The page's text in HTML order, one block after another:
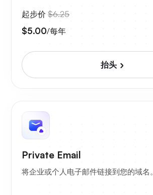
起步价 $6.25
$5.00/每年
抬头
Private Email
将企业或个人电子邮件链接到您的域名。